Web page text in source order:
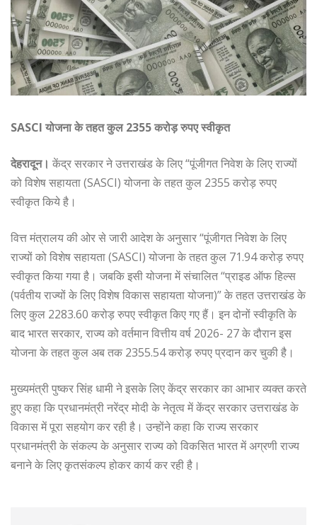
SASCI योजना के तहत कुल 2355 करोड़ रुपए स्वीकृत
देहरादून। केंद्र सरकार ने उत्तराखंड के लिए “पूंजीगत निवेश के लिए राज्यों
को विशेष सहायता (SASCI) योजना के तहत कुल 2355 करोड़ रुपए
स्वीकृत किये है।
वित्त मंत्रालय की ओर से जारी आदेश के अनुसार “पूंजीगत निवेश के लिए
राज्यों को विशेष सहायता (SASCI) योजना के तहत कुल 71.94 करोड़ रुपए
स्वीकृत किया गया है। जबकि इसी योजना में संचालित “प्राइड ऑफ हिल्स
(पर्वतीय राज्यों के लिए विशेष विकास सहायता योजना)” के तहत उत्तराखंड के
लिए कुल 2283.60 करोड़ रुपए स्वीकृत किए गए हैं। इन दोनों स्वीकृति के
बाद भारत सरकार, राज्य को वर्तमान वित्तीय वर्ष 2026- 27 के दौरान इस
योजना के तहत कुल अब तक 2355.54 करोड़ रुपए प्रदान कर चुकी है।
मुख्यमंत्री पुष्कर सिंह धामी ने इसके लिए केंद्र सरकार का आभार व्यक्त करते
हुए कहा कि प्रधानमंत्री नरेंद्र मोदी के नेतृत्व में केंद्र सरकार उत्तराखंड के
विकास में पूरा सहयोग कर रही है। उन्होंने कहा कि राज्य सरकार
प्रधानमंत्री के संकल्प के अनुसार राज्य को विकसित भारत में अग्रणी राज्य
बनाने के लिए कृतसंकल्प होकर कार्य कर रही है।